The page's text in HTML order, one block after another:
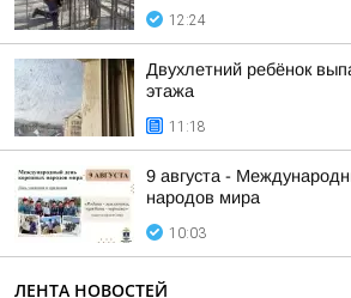
12:24
Двухлетний ребёнок
этажа
11:18
9 августа -
народов мира
10:03
ЛЕНТА НОВОСТЕЙ